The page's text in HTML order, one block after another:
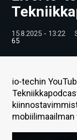
UUTISET
VIDEOT
TIETOA
HINTA.FI
15.8.2025 - 13:22
65
io-techin